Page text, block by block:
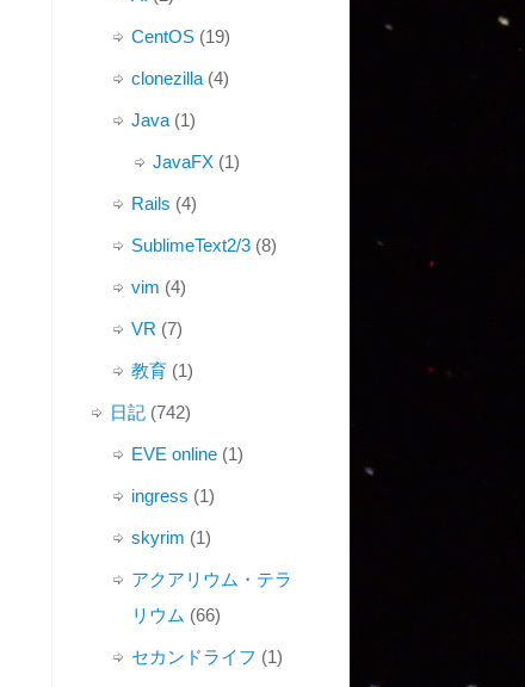
CentOS (19)
clonezilla (4)
Java (1)
JavaFX (1)
Rails (4)
SublimeText2/3 (8)
vim (4)
VR (7)
教育 (1)
日記 (742)
EVE online (1)
ingress (1)
skyrim (1)
アクアリウム・テラ
リウム (66)
セカンドライフ (1)